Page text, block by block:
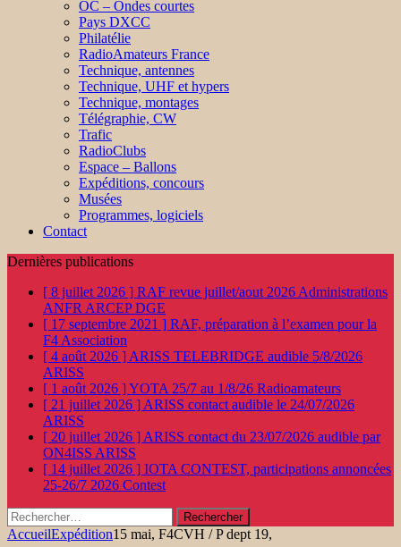
OC – Ondes courtes
Pays DXCC
Philatélie
RadioAmateurs France
Technique, antennes
Technique, UHF et hypers
Technique, montages
Télégraphie, CW
Trafic
RadioClubs
Espace – Ballons
Expéditions, concours
Musées
Programmes, logiciels
Contact
Dernières publications
[ 8 juillet 2026 ] RAF revue juillet/aout 2026 Administrations
ANFR ARCEP DGE
[ 17 septembre 2021 ] RAF, préparation à l’examen pour la
F4 Association
[ 4 août 2026 ] ARISS TELEBRIDGE audible 5/8/2026
ARISS
[ 1 août 2026 ]YOTA 25/7 au 1/8/26 Radioamateurs
[ 21 juillet 2026 ] ARISS contact audible le 24/07/2026
ARISS
[ 20 juillet 2026 ] ARISS contact du 23/07/2026 audible par
ON4ISS ARISS
[ 14 juillet 2026 ] IOTA CONTEST, participations annoncées
25-26/7 2026 Contest
Rechercher :
AccueilExpédition15 mai, F4CVH / P dept 19,